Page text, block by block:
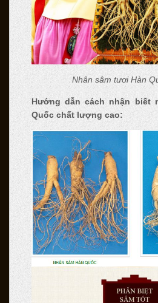
Nhân sâm tươi Hàn
Hướng dẫn cách nhận biết
Quốc chất lượng cao: